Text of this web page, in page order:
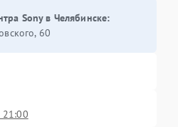
Sony в Челябинске:
60
21:00